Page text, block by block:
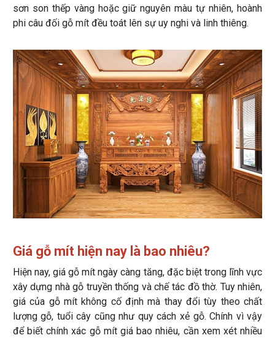
sơn son thếp vàng hoặc giữ nguyên màu tự nhiên, hoành
phi câu đối gỗ mít đều toát lên sự uy nghi và linh thiêng.
Giá gỗ mít hiện nay là bao nhiêu?
Hiện nay, giá gỗ mít ngày càng tăng, đặc biệt trong lĩnh vực
xây dựng nhà gỗ truyền thống và chế tác đồ thờ. Tuy nhiên,
giá của gỗ mít không cố định mà thay đổi tùy theo chất
lượng gỗ, tuổi cây cũng như quy cách xẻ gỗ. Chính vì vậy
để biết chính xác gỗ mít giá bao nhiêu, cần xem xét nhiều